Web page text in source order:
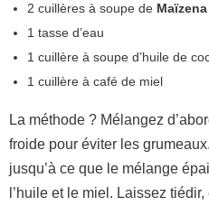
2 cuillères à soupe de Maïzena
1 tasse d’eau
1 cuillère à soupe d’huile de
1 cuillère à café de miel
La méthode ? Mélangez
froide pour éviter les
jusqu’à ce que le mélange
l’huile et le miel. Laissez